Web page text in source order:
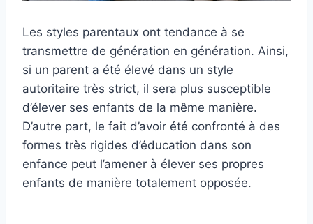
Les styles parentaux ont tendance à se
transmettre de génération en génération. Ainsi,
si un parent a été élevé dans un style
autoritaire très strict, il sera plus susceptible
d’élever ses enfants de la même manière.
D’autre part, le fait d’avoir été confronté à des
formes très rigides d’éducation dans son
enfance peut l’amener à élever ses propres
enfants de manière totalement opposée.